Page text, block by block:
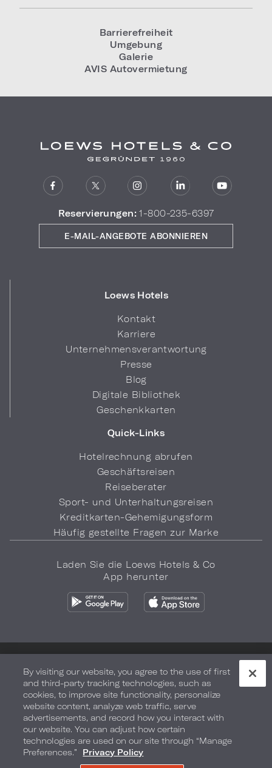
Barrierefreiheit
Umgebung
Galerie
AVIS Autovermietung
Reservierungen:1-800-235-6397
Loews Hotels
Kontakt
Karriere
Unternehmensverantwortung
Presse
Blog
Digitale Bibliothek
Geschenkkarten
Quick-Links
Hotelrechnung abrufen
Geschäftsreisen
Reiseberater
Sport- und Unterhaltungsreisen
Kreditkarten-Gehemigungsform
Häufig gestellte Fragen zur Marke
E-MAIL-ANGEBOTE ABONNIEREN
Laden Sie die Loews Hotels & Co
App herunter
Sicherheit und Gesundheit Nutzungsbedingungen
Barrierefreiheit Sitemap Ihre Datenschutzoptionen
COPYRIGHT 2026.LOEWS HOTELS & CO
By visiting our website, you agree to the use of first
and third-party tracking technologies, such as
cookies, to improve site functionality, personalize
website content, analyze web traffic, serve
advertisements, and record how you interact with
our website. You can adjust how certain
technologies are used on our site through “Manage
Preferences.”
Privacy Policy